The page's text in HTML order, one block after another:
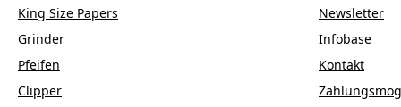
King Size Papers
Grinder
Pfeifen
Clipper
Newsletter
Infobase
Kontakt